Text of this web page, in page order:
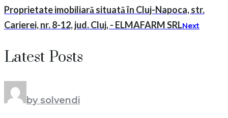
Proprietate imobiliară situată în Cluj-Napoca, str.
Carierei, nr. 8-12, jud. Cluj, - ELMAFARM SRLNext
Latest Posts
by solvendi